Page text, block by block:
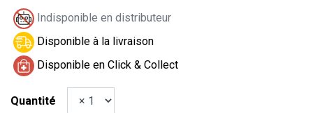
Indisponible en distributeur
Disponible à la livraison
Disponible en Click & Collect
Quantité